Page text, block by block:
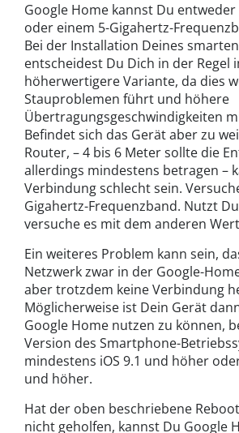
Google Home kannst Du
oder einem 5-Gigahertz-
Bei der Installation Deines
entscheidest Du Dich in der Regel
höherwertigere Variante, da dies
Stauproblemen führt und höhere
Übertragungsgeschwindigkeiten
Befindet sich das Gerät aber zu
Router, – 4 bis 6 Meter sollte die
allerdings mindestens betragen –
Verbindung schlecht sein.
Gigahertz-Frequenzband. Nutzt
versuche es mit dem anderen
Ein weiteres Problem kann sein,
Netzwerk zwar in der Google-
aber trotzdem keine Verbindung
Möglicherweise ist Dein Gerät
Google Home nutzen zu können,
Version des Smartphone-
mindestens iOS 9.1 und höher
und höher.
Hat der oben beschriebene
nicht geholfen, kannst Du Google